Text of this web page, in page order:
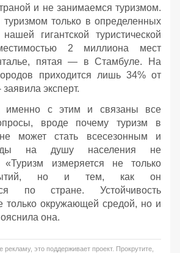
и не занимаемся туризмом.
только в определенных
гигантской туристической
2 миллиона мест
пятая — в Стамбуле. На
приходится лишь 34% от
эксперт.
именно с этим и связаны все
вроде почему туризм в
может стать всесезонным и
на душу населения не
«Туризм измеряется не только
но и тем, как он
по стране. Устойчивость
только окружающей средой, но и
она.
рекламу, это поддерживает проект. Прокрутите,